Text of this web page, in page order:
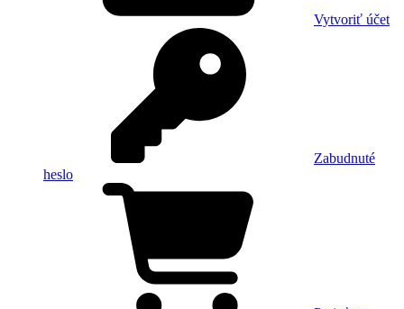
Vytvoriť účet
Zabudnuté
heslo